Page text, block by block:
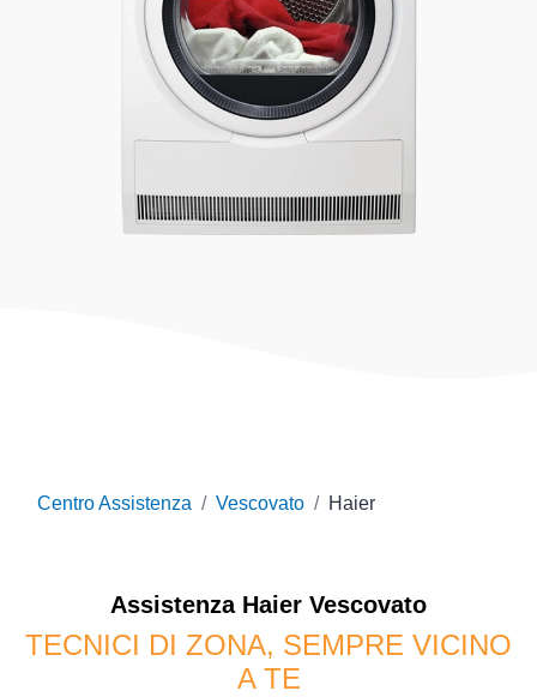
Centro Assistenza Vescovato Haier
Assistenza Haier Vescovato
TECNICI DI ZONA, SEMPRE VICINO
A TE